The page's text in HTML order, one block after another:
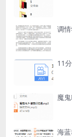
调
11
魔
海